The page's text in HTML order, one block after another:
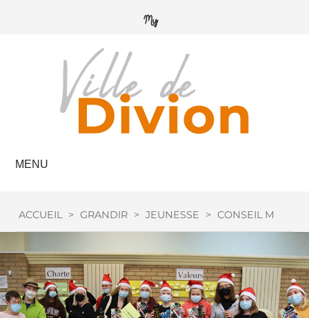
MENU
ACCUEIL > GRANDIR > JEUNESSE > CONSEIL